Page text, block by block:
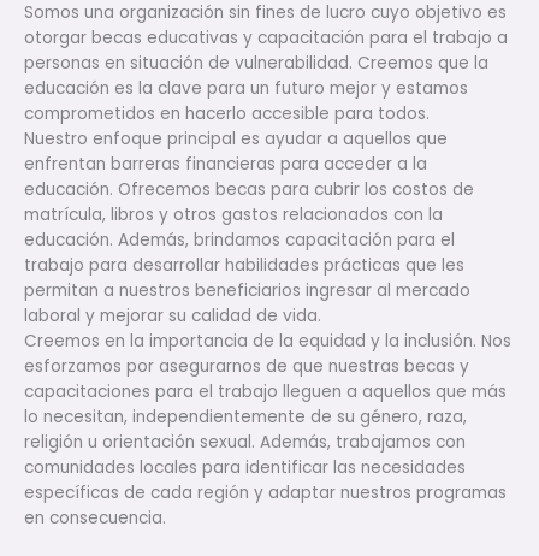
Somos una organización sin fines de lucro cuyo objetivo es
otorgar becas educativas y capacitación para el trabajo a
personas en situación de vulnerabilidad. Creemos que la
educación es la clave para un futuro mejor y estamos
comprometidos en hacerlo accesible para todos.
Nuestro enfoque principal es ayudar a aquellos que
enfrentan barreras financieras para acceder a la
educación. Ofrecemos becas para cubrir los costos de
matrícula, libros y otros gastos relacionados con la
educación. Además, brindamos capacitación para el
trabajo para desarrollar habilidades prácticas que les
permitan a nuestros beneficiarios ingresar al mercado
laboral y mejorar su calidad de vida.
Creemos en la importancia de la equidad y la inclusión. Nos
esforzamos por asegurarnos de que nuestras becas y
capacitaciones para el trabajo lleguen a aquellos que más
lo necesitan, independientemente de su género, raza,
religión u orientación sexual. Además, trabajamos con
comunidades locales para identificar las necesidades
específicas de cada región y adaptar nuestros programas
en consecuencia.